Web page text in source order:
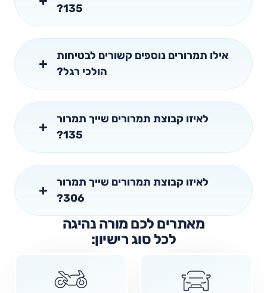
135?
אילו תמרורים נוספים קשורים לבטיחות
הולכי רגל?
לאיזו קבוצת תמרורים שייך תמרור
135?
לאיזו קבוצת תמרורים שייך תמרור
306?
מאתרים לכם מורה נהיגה
לכל סוג רישיון: